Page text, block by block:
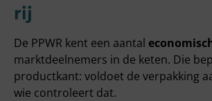
rij
De PPWR kent een aantal
marktdeelnemers in de keten. Die
productkant: voldoet de verpakking
wie controleert dat.